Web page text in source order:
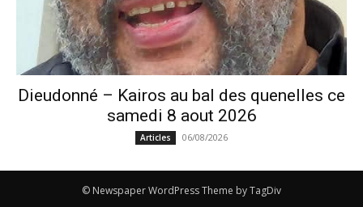
Dieudonné – Kairos au bal des quenelles ce
samedi 8 aout 2026
Articles 06/08/2026
© Newspaper WordPress Theme by TagDiv